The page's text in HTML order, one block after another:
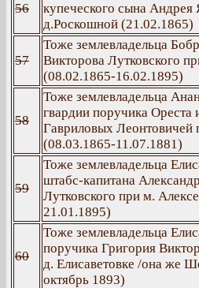
56
купеческого сына Андрея
д.Роскошной (21.02.1865)
57
Тоже землевладельца
Викторова Лутковского
(08.02.1865-16.02.1895)
58
Тоже землевладельца
гвардии поручика Ореста
Гавриловых Леонтовичей
(08.03.1865-11.07.1881)
59
Тоже землевладельца
штабс-капитана
Лутковского при м.
21.01.1895)
60
Тоже землевладельца
поручика Григория
д. Елисаветовке /она же
октябрь 1893)